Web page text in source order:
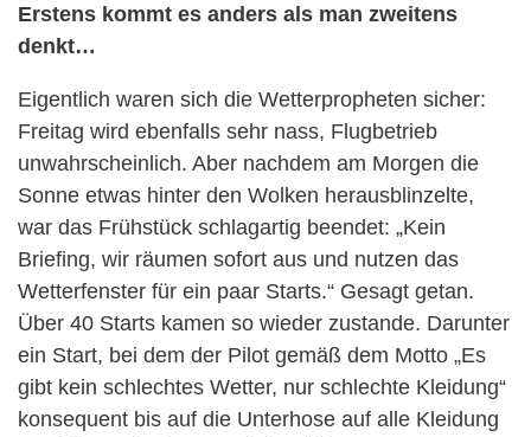
Erstens kommt es anders als man zweitens
denkt…
Eigentlich waren sich die Wetterpropheten sicher:
Freitag wird ebenfalls sehr nass, Flugbetrieb
unwahrscheinlich. Aber nachdem am Morgen die
Sonne etwas hinter den Wolken herausblinzelte,
war das Frühstück schlagartig beendet: „Kein
Briefing, wir räumen sofort aus und nutzen das
Wetterfenster für ein paar Starts.“ Gesagt getan.
Über 40 Starts kamen so wieder zustande. Darunter
ein Start, bei dem der Pilot gemäß dem Motto „Es
gibt kein schlechtes Wetter, nur schlechte Kleidung“
konsequent bis auf die Unterhose auf alle Kleidung